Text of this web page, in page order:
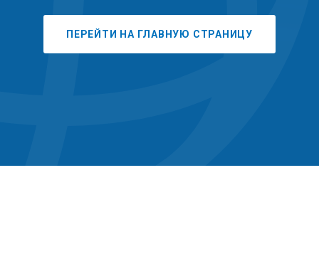
ПЕРЕЙТИ НА ГЛАВНУЮ СТРАНИЦУ